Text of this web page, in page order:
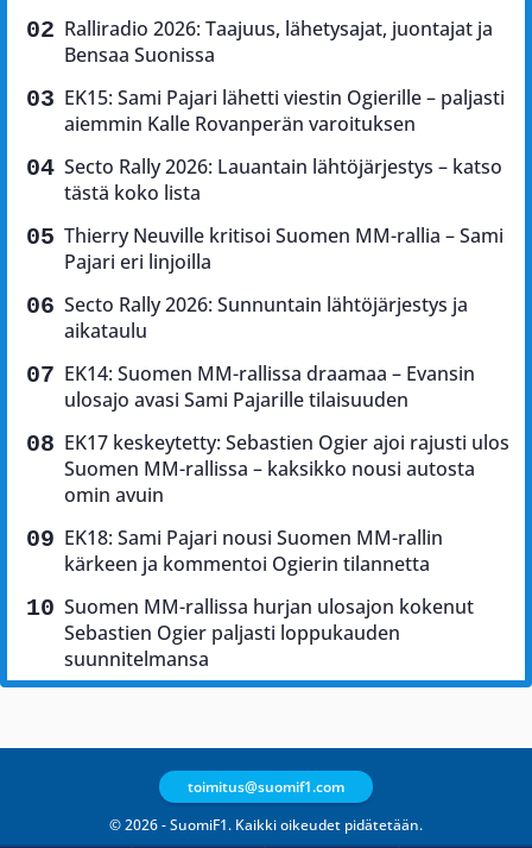
Ralliradio 2026: Taajuus, lähetysajat, juontajat ja
Bensaa Suonissa
EK15: Sami Pajari lähetti viestin Ogierille – paljasti
aiemmin Kalle Rovanperän varoituksen
Secto Rally 2026: Lauantain lähtöjärjestys – katso
tästä koko lista
Thierry Neuville kritisoi Suomen MM-rallia – Sami
Pajari eri linjoilla
Secto Rally 2026: Sunnuntain lähtöjärjestys ja
aikataulu
EK14: Suomen MM-rallissa draamaa – Evansin
ulosajo avasi Sami Pajarille tilaisuuden
EK17 keskeytetty: Sebastien Ogier ajoi rajusti ulos
Suomen MM-rallissa – kaksikko nousi autosta
omin avuin
EK18: Sami Pajari nousi Suomen MM-rallin
kärkeen ja kommentoi Ogierin tilannetta
Suomen MM-rallissa hurjan ulosajon kokenut
Sebastien Ogier paljasti loppukauden
suunnitelmansa
© 2026 - SuomiF1. Kaikki oikeudet pidätetään.
toimitus@suomif1.com